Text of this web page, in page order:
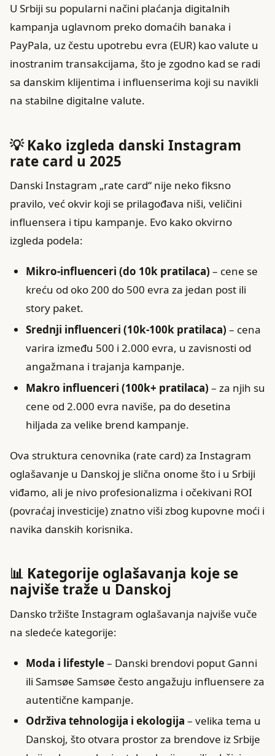
U Srbiji su popularni načini plaćanja digitalnih
kampanja uglavnom preko domaćih banaka i
PayPala, uz čestu upotrebu evra (EUR) kao valute u
inostranim transakcijama, što je zgodno kad se radi
sa danskim klijentima i influenserima koji su navikli
na stabilne digitalne valute.
💡 Kako izgleda danski Instagram
rate card u 2025
Danski Instagram „rate card“ nije neko fiksno
pravilo, već okvir koji se prilagođava niši, veličini
influensera i tipu kampanje. Evo kako okvirno
izgleda podela:
Mikro-influenceri (do 10k pratilaca) – cene se
kreću od oko 200 do 500 evra za jedan post ili
story paket.
Srednji influenceri (10k-100k pratilaca) – cena
varira između 500 i 2.000 evra, u zavisnosti od
angažmana i trajanja kampanje.
Makro influenceri (100k+ pratilaca) – za njih su
cene od 2.000 evra naviše, pa do desetina
hiljada za velike brend kampanje.
Ova struktura cenovnika (rate card) za Instagram
oglašavanje u Danskoj je slična onome što i u Srbiji
viđamo, ali je nivo profesionalizma i očekivani ROI
(povraćaj investicije) znatno viši zbog kupovne moći i
navika danskih korisnika.
📊 Kategorije oglašavanja koje se
najviše traže u Danskoj
Dansko tržište Instagram oglašavanja najviše vuče
na sledeće kategorije:
Moda i lifestyle– Danski brendovi poput Ganni
ili Samsøe Samsøe često angažuju influensere za
autentične kampanje.
Održiva tehnologija i ekologija – velika tema u
Danskoj, što otvara prostor za brendove iz Srbije